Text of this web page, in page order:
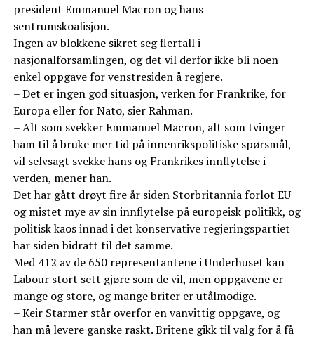
president Emmanuel Macron og hans
sentrumskoalisjon.
Ingen av blokkene sikret seg flertall i
nasjonalforsamlingen, og det vil derfor ikke bli noen
enkel oppgave for venstresiden å regjere.
– Det er ingen god situasjon, verken for Frankrike, for
Europa eller for Nato, sier Rahman.
– Alt som svekker Emmanuel Macron, alt som tvinger
ham til å bruke mer tid på innenrikspolitiske spørsmål,
vil selvsagt svekke hans og Frankrikes innflytelse i
verden, mener han.
Det har gått drøyt fire år siden Storbritannia forlot EU
og mistet mye av sin innflytelse på europeisk politikk, og
politisk kaos innad i det konservative regjeringspartiet
har siden bidratt til det samme.
Med 412 av de 650 representantene i Underhuset kan
Labour stort sett gjøre som de vil, men oppgavene er
mange og store, og mange briter er utålmodige.
– Keir Starmer står overfor en vanvittig oppgave, og
han må levere ganske raskt. Britene gikk til valg for å få